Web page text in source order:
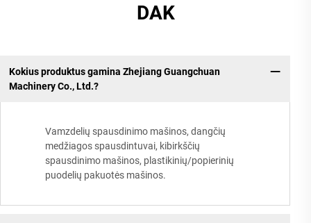
DAK
Kokius produktus gamina Zhejiang Guangchuan
Machinery Co., Ltd.?
Vamzdelių spausdinimo mašinos, dangčių
medžiagos spausdintuvai, kibirkščių
spausdinimo mašinos, plastikinių/popierinių
puodelių pakuotės mašinos.